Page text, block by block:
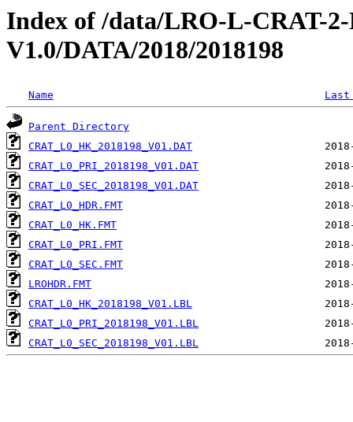
Index of /data/LRO-L-CRAT-
V1.0/DATA/2018/2018198
Name
Parent Directory
CRAT_L0_HK_2018198_V01.DAT
CRAT_L0_PRI_2018198_V01.DAT
CRAT_L0_SEC_2018198_V01.DAT
CRAT_L0_HDR.FMT
CRAT_L0_HK.FMT
CRAT_L0_PRI.FMT
CRAT_L0_SEC.FMT
LROHDR.FMT
CRAT_L0_HK_2018198_V01.LBL
CRAT_L0_PRI_2018198_V01.LBL
CRAT_L0_SEC_2018198_V01.LBL